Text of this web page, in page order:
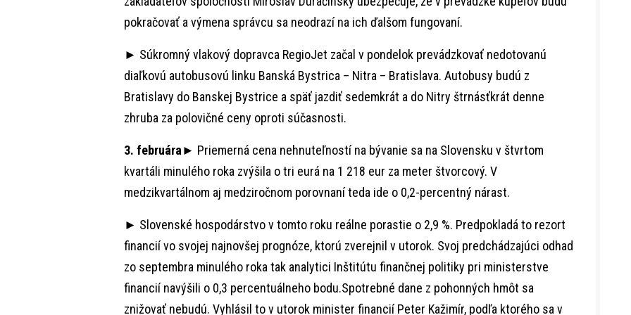
pokračovať a výmena správcu sa neodrazí na ich ďalšom fungovaní.
► Súkromný vlakový dopravca RegioJet začal v pondelok prevádzkovať nedotovanú
diaľkovú autobusovú linku Banská Bystrica – Nitra – Bratislava. Autobusy budú z
Bratislavy do Banskej Bystrice a späť jazdiť sedemkrát a do Nitry štrnásťkrát denne
zhruba za polovičné ceny oproti súčasnosti.
3. februára► Priemerná cena nehnuteľností na bývanie sa na Slovensku v štvrtom
kvartáli minulého roka zvýšila o tri eurá na 1 218 eur za meter štvorcový. V
medzikvartálnom aj medziročnom porovnaní teda ide o 0,2-percentný nárast.
► Slovenské hospodárstvo v tomto roku reálne porastie o 2,9 %. Predpokladá to rezort
financií vo svojej najnovšej prognóze, ktorú zverejnil v utorok. Svoj predchádzajúci odhad
zo septembra minulého roka tak analytici Inštitútu finančnej politiky pri ministerstve
financií navýšili o 0,3 percentuálneho bodu.Spotrebné dane z pohonných hmôt sa
znižovať nebudú. Vyhlásil to v utorok minister financií Peter Kažimír, podľa ktorého sa v